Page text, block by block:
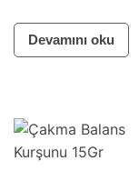
Devamını oku